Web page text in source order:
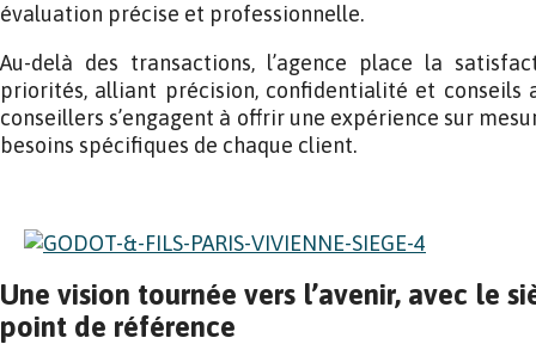
évaluation précise et professionnelle.
Au-delà des transactions, l’agence place la
priorités, alliant précision, confidentialité et conseils
conseillers s’engagent à offrir une expérience sur
besoins spécifiques de chaque client.
Une vision tournée vers l’avenir, avec le
point de référence